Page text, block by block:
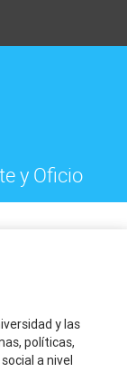
y Oficio
y las
políticas,
a nivel